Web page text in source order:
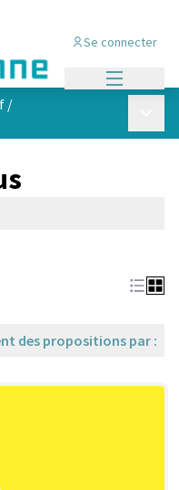
Se connecter
/
des propositions par :